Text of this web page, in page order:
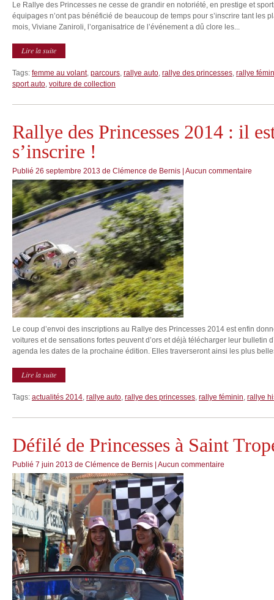
Le Rallye des Princesses ne cesse de grandir en notoriété, en prestige et
équipages n’ont pas bénéficié de beaucoup de temps pour s’inscrire tant les
mois, Viviane Zaniroli, l’organisatrice de l’événement a dû clore les...
Lire la suite
Tags: femme au volant, parcours, rallye auto, rallye des princesses, rallye
sport auto, voiture de collection
Rallye des Princesses 2014 : il
s’inscrire !
Publié 26 septembre 2013 de Clémence de Bernis Aucun commentaire
Le coup d’envoi des inscriptions au Rallye des Princesses 2014 est enfin
voitures et de sensations fortes peuvent d’ors et déjà télécharger leur bulletin
agenda les dates de la prochaine édition. Elles traverseront ainsi les plus
Lire la suite
Tags: actualités 2014, rallye auto, rallye des princesses, rallye féminin, rallye
Défilé de Princesses à Saint
Publié 7 juin 2013 de Clémence de Bernis Aucun commentaire